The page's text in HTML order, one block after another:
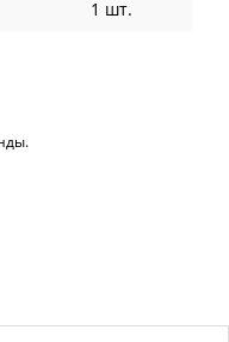
1 шт.